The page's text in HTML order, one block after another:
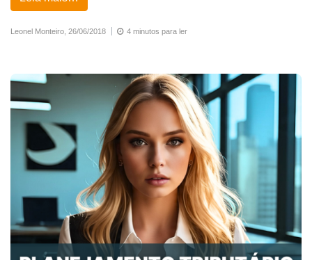
Leonel Monteiro, 26/06/2018 4 minutos para ler